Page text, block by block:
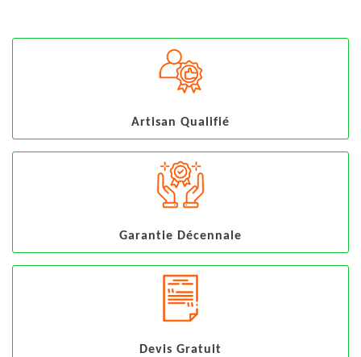
Artisan Qualifié
Garantie Décennale
Devis Gratuit